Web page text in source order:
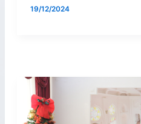
19/12/2024